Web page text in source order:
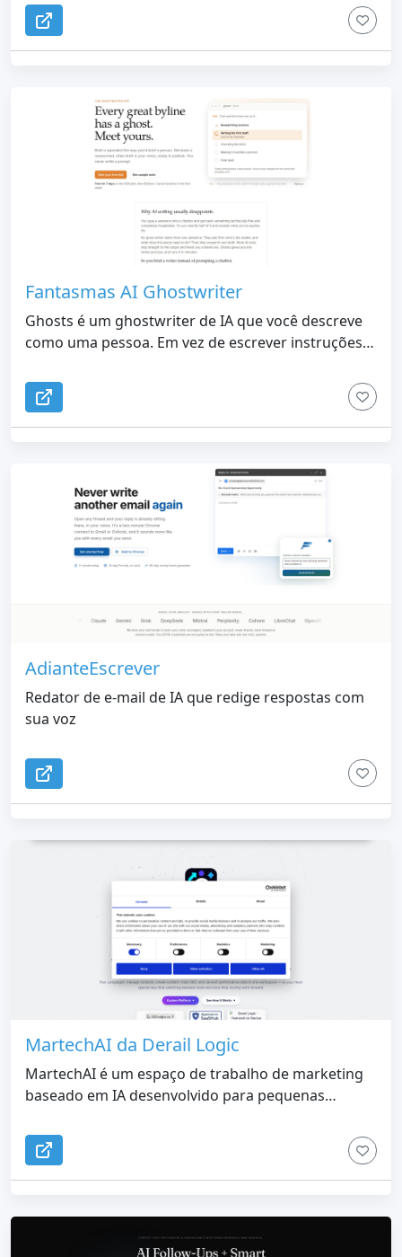
em e-mail, acompanhamento, agendamento e
trabalho recorrente.
Fantasmas AI Ghostwriter
Ghosts é um ghostwriter de IA que você descreve
como uma pessoa. Em vez de escrever instruções,
especialista, e ele entrega um rascunho pesquisado
com citações verificáveis ​​​​em sua própria voz
treinada.
AdianteEscrever
Redator de e-mail de IA que redige respostas com
sua voz
MartechAI da Derail Logic
MartechAI é um espaço de trabalho de marketing
baseado em IA desenvolvido para pequenas
crescimento que desejam gerenciar campanhas,
CRM, conteúdo, e-mail, páginas de destino, SEO,
análises, fluxos de trabalho sociais, tarefas e
autônoma de escrita de IA, o MartechAI foi